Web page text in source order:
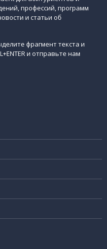
профессий, программ
и статьи об
фрагмент текста и
и отправьте нам